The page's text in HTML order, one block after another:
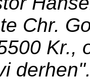
Chr.
Kr.,